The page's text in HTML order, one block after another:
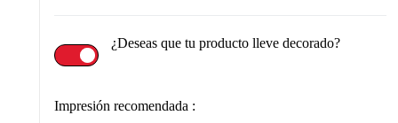
¿Deseas que tu producto lleve decorado?
Impresión recomendada :